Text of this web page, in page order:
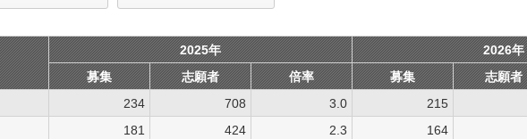
2025年 2026年
募集
志願者 倍率 募集 志願者
234 708 3.0 215
181 424 2.3 164